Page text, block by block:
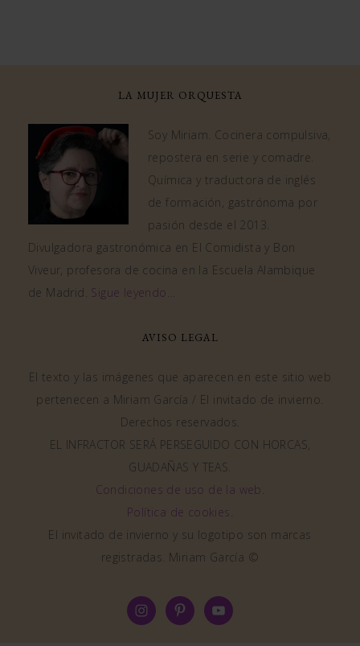
LA MUJER ORQUESTA
Soy Miriam. Cocinera compulsiva,
repostera en serie y comadre.
Química y traductora de inglés
de formación, gastrónoma por
pasión desde el 2013.
Divulgadora gastronómica en El Comidista y Bon
Viveur, profesora de cocina en la Escuela Alambique
de Madrid. Sigue leyendo…
AVISO LEGAL
El texto y las imágenes que aparecen en este sitio web
pertenecen a Miriam García / El invitado de invierno.
Derechos reservados.
EL INFRACTOR SERÁ PERSEGUIDO CON HORCAS,
GUADAÑAS Y TEAS.
Condiciones de uso de la web
Política de cookies
El invitado de invierno y su logotipo son marcas
registradas. Miriam García ©